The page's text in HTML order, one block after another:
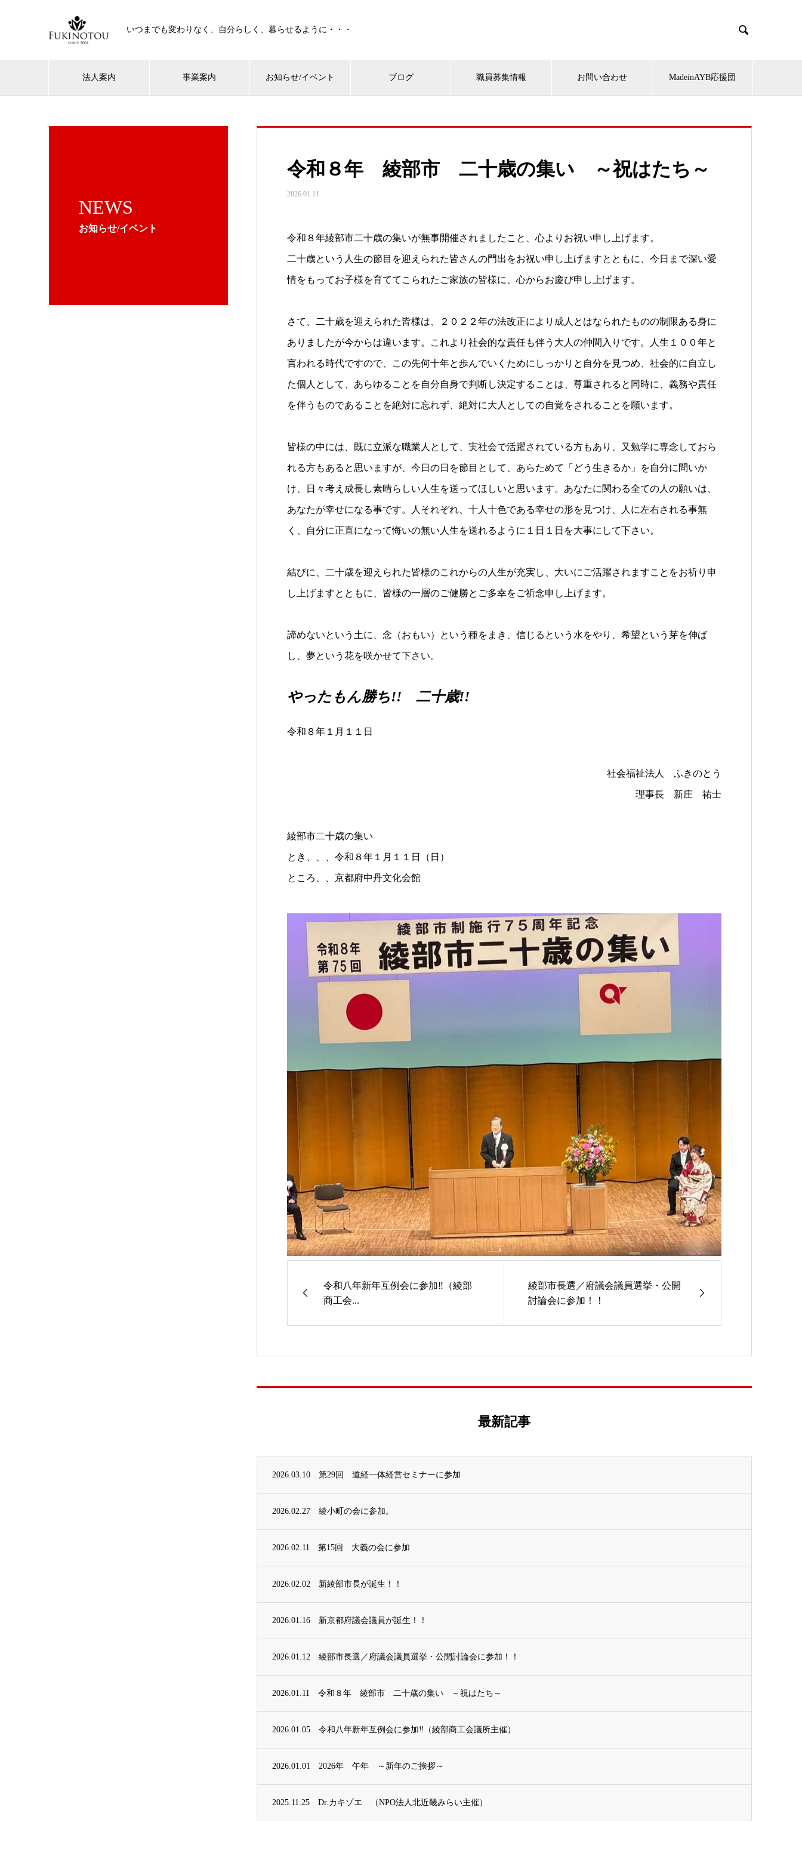
いつまでも変わりなく、自分らしく、暮らせるように・・・ 
法人案内 事業案内 お知らせ/イベント ブログ 職員募集情報 お問い合わせ MadeinAYB応援団
NEWS
お知らせ/イベント
令和８年 綾部市 二十歳の集い ～祝はたち～
2026.01.11
令和８年綾部市二十歳の集いが無事開催されましたこと、心よりお祝い申し上げます。
二十歳という人生の節目を迎えられた皆さんの門出をお祝い申し上げますとともに、今日まで深い愛
情をもってお子様を育ててこられたご家族の皆様に、心からお慶び申し上げます。
さて、二十歳を迎えられた皆様は、２０２２年の法改正により成人とはなられたものの制限ある身に
ありましたが今からは違います。これより社会的な責任も伴う大人の仲間入りです。人生１００年と
言われる時代ですので、この先何十年と歩んでいくためにしっかりと自分を見つめ、社会的に自立し
た個人として、あらゆることを自分自身で判断し決定することは、尊重されると同時に、義務や責任
を伴うものであることを絶対に忘れず、絶対に大人としての自覚をされることを願います。
皆様の中には、既に立派な職業人として、実社会で活躍されている方もあり、又勉学に専念しておら
れる方もあると思いますが、今日の日を節目として、あらためて「どう生きるか」を自分に問いか
け、日々考え成長し素晴らしい人生を送ってほしいと思います。あなたに関わる全ての人の願いは、
あなたが幸せになる事です。人それぞれ、十人十色である幸せの形を見つけ、人に左右される事無
く、自分に正直になって悔いの無い人生を送れるように１日１日を大事にして下さい。
結びに、二十歳を迎えられた皆様のこれからの人生が充実し、大いにご活躍されますことをお祈り申
し上げますとともに、皆様の一層のご健勝とご多幸をご祈念申し上げます。
諦めないという土に、念（おもい）という種をまき、信じるという水をやり、希望という芽を伸ば
し、夢という花を咲かせて下さい。
やったもん勝ち!! 二十歳!!
令和８年１月１１日
社会福祉法人 ふきのとう
理事長 新庄 祐士
綾部市二十歳の集い
とき、、、令和８年１月１１日（日）
ところ、、京都府中丹文化会館
令和八年新年互例会に参加‼（綾部
商工会...
綾部市長選／府議会議員選挙・公開
討論会に参加！！
最新記事
2026.03.10 第29回 道経一体経営セミナーに参加
2026.02.27 綾小町の会に参加。
2026.02.11 第15回 大義の会に参加
2026.02.02 新綾部市長が誕生！！
2026.01.16 新京都府議会議員が誕生！！
2026.01.12 綾部市長選／府議会議員選挙・公開討論会に参加！！
2026.01.11 令和８年 綾部市 二十歳の集い ～祝はたち～
2026.01.05 令和八年新年互例会に参加‼（綾部商工会議所主催）
2026.01.01 2026年 午年 ～新年のご挨拶～
2025.11.25 Dr.カキゾエ （NPO法人北近畿みらい主催）